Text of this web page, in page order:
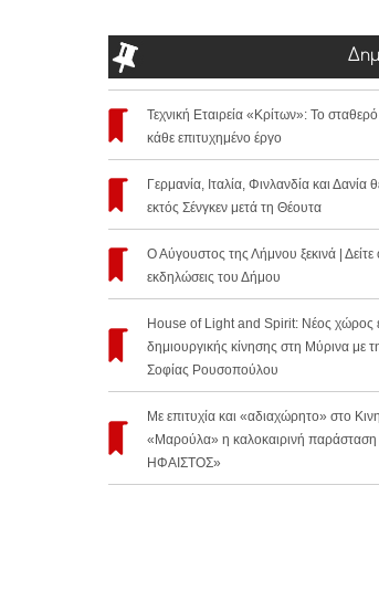
Τεχνική Εταιρεία «Κρίτων»: Το
κάθε επιτυχημένο έργο
Γερμανία, Ιταλία, Φινλανδία και Δανία
εκτός Σένγκεν μετά τη Θέουτα
Ο Αύγουστος της Λήμνου ξεκινά | Δείτε
εκδηλώσεις του Δήμου
House of Light and Spirit: Νέος χώρος
δημιουργικής κίνησης στη Μύρινα με
Σοφίας Ρουσοπούλου
Με επιτυχία και «αδιαχώρητο» στο
«Μαρούλα» η καλοκαιρινή
ΗΦΑΙΣΤΟΣ»